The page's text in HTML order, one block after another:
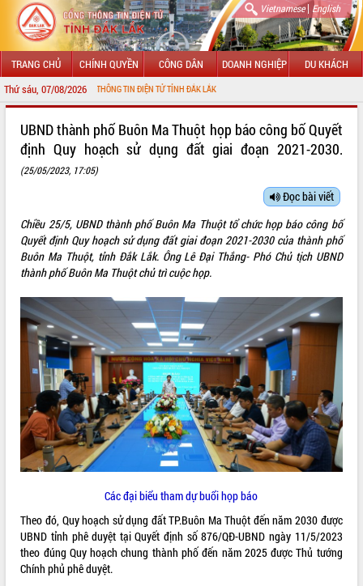
Vietnamese| English
TRANG CHỦ CHÍNH QUYỀN CÔNG DÂN DOANH NGHIỆP DU KHÁCH
Thứ sáu, 07/08/2026
THÔNG TIN ĐIỆN TỬ TỈNH ĐẮK LẮK
LÃNH ĐẠO UBND TỈNH
SỞ, BAN, NGÀNH
UBND CÁC XÃ, PHƯỜNG
HỆ THỐNG VĂN BẢN
VĂN BẢN HĐND TỈNH
ĐIỂM TIN VĂN BẢN
QUY HOẠCH - KẾ HOẠCH
UBND thành phố Buôn Ma Thuột họp báo công bố Quyết
định Quy hoạch sử dụng đất giai đoạn 2021-2030.
(25/05/2023, 17:05)
Đọc bài viết
Chiều 25/5, UBND thành phố Buôn Ma Thuột tổ chức họp báo công bố
Quyết định Quy hoạch sử dụng đất giai đoạn 2021-2030 của thành phố
Buôn Ma Thuột, tỉnh Đắk Lắk. Ông Lê Đại Thắng- Phó Chủ tịch UBND
thành phố Buôn Ma Thuột chủ trì cuộc họp.
Các đại biểu tham dự buổi họp báo
Theo đó, Quy hoạch sử dụng đất TP.Buôn Ma Thuột đến năm 2030 được
UBND tỉnh phê duyệt tại Quyết định số 876/QĐ-UBND ngày 11/5/2023
theo đúng Quy hoạch chung thành phố đến năm 2025 được Thủ tướng
Chính phủ phê duyệt.